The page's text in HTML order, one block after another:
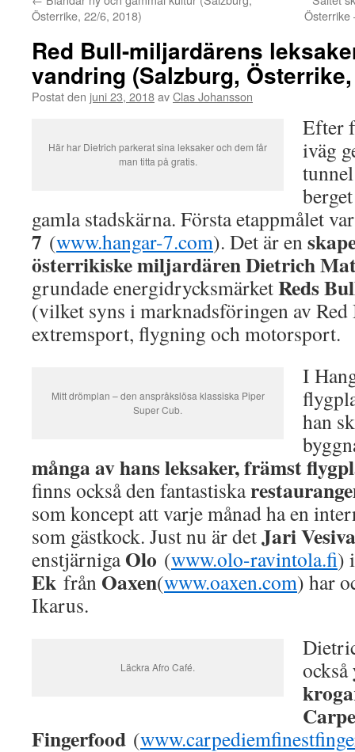
Österrike, 22/6, 2018)
Österrike
Red Bull-miljardärens
vandring (Salzburg,
Postat den juni 23, 2018avClas Johansson
Här har Dietrich parkerat sina leksaker och dem får
man titta på gratis.
Efter
iväg
gamla stadskärna. Första etappmålet
7 (www.hangar-7.com). Det är en
österrikiske miljardären Dietrich
grundade energidrycksmärketReds
(vilket syns i marknadsföringen av
extremsport, flygning och motorsport.
Mitt drömplan – den anspråkslösa klassiska Piper
Super Cub.
I
han
många av hans leksaker, främst
finns också den fantastiska
som koncept att varje månad ha en
som gästkock. Just nu är detJari
enstjärnigaOlo (www.olo-ravintola.fi)
Ekfrån Oaxen(www.oaxen.com) har
Ikarus.
Läckra Afro Café.
också
Fingerfood (